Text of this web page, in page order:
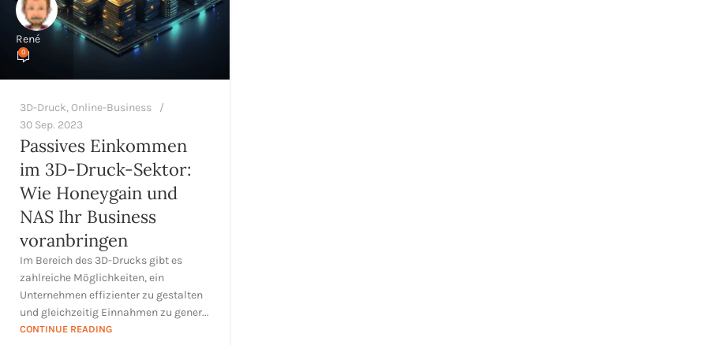
René
0
3D-Druck, Online-Business
30 Sep. 2023
Passives Einkommen
im 3D-Druck-Sektor:
Wie Honeygain und
NAS Ihr Business
voranbringen
Im Bereich des 3D-Drucks gibt es
zahlreiche Möglichkeiten, ein
Unternehmen effizienter zu gestalten
und gleichzeitig Einnahmen zu gener...
CONTINUE READING